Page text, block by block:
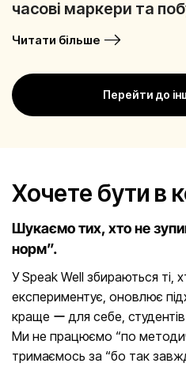
часові маркери та
Читати більше
Перейти до
Хочете бути в
Шукаємо тих, хто не
норм”.
У Speak Well збираються ті,
експериментує, оновлює
краще ー для себе,
Ми не працюємо “по
тримаємось за “бо так